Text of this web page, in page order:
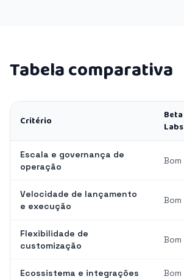
Tabela comparativa
Critério
Beta
Labs
Escala e governança de
operação
Bom
Velocidade de lançamento
e execução
Bom
Flexibilidade de
customização
Bom
Ecossistema e integrações Bom